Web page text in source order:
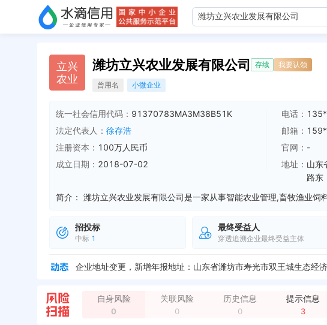
立兴
农业
潍坊立兴农业发展有限公司 存续 我要认领
曾用名 小微企业
统一社会信用代码： 91370783MA3M38B51K
法定代表人： 徐存浩
注册资本： 100万人民币
成立日期： 2018-07-02
电话：
邮箱：
官网： -
地址： 山东
路东
简介：
招投标
中标 1
最终受益人
穿透追溯企业最终受益主体
法定代表人变更，从 "李忠友" 变更为 "徐存浩"
全部动态
企业名称变更，变更前：寿光市友诚新能源汽车销售有限公司 变更
自身风险
0
关联风险
0
历史信息
0
提示信息
3